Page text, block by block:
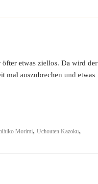
etwas ziellos. Da wird der
mal auszubrechen und etwas
Morimi, Uchouten Kazoku,